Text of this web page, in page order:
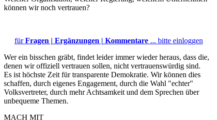
können wir noch vertrauen?
fürFragen | Ergänzungen | Kommentare... bitte einloggen
Wer ein bisschen gräbt, findet leider immer wieder heraus, dass die,
denen wir offiziell vertrauen sollen, nicht vertrauenswürdig sind.
Es ist höchste Zeit für transparente Demokratie. Wir können dies
schaffen, durch eigenes Engagement, durch die Wahl "echter"
Volksvertreter, durch mehr Achtsamkeit und dem Sprechen über
unbequeme Themen.
MACH MIT